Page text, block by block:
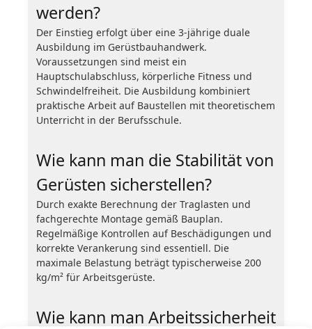
werden?
Der Einstieg erfolgt über eine 3-jährige duale
Ausbildung im Gerüstbauhandwerk.
Voraussetzungen sind meist ein
Hauptschulabschluss, körperliche Fitness und
Schwindelfreiheit. Die Ausbildung kombiniert
praktische Arbeit auf Baustellen mit theoretischem
Unterricht in der Berufsschule.
Wie kann man die Stabilität von
Gerüsten sicherstellen?
Durch exakte Berechnung der Traglasten und
fachgerechte Montage gemäß Bauplan.
Regelmäßige Kontrollen auf Beschädigungen und
korrekte Verankerung sind essentiell. Die
maximale Belastung beträgt typischerweise 200
kg/m² für Arbeitsgerüste.
Wie kann man Arbeitssicherheit